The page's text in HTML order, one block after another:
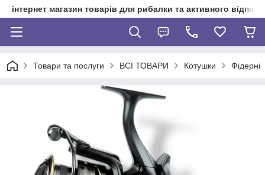
інтернет магазин товарів для рибалки та активного
Товари та послуги ВСІ ТОВАРИ Котушки Фідерні